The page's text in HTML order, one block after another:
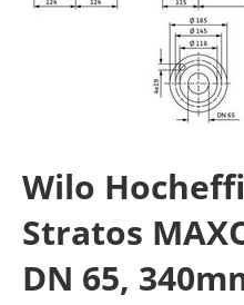
Wilo
Stratos
DN 65,